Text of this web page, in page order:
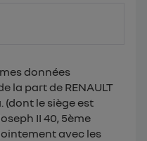
données
la part de RENAULT
(dont le siège est
II 40, 5ème
avec les